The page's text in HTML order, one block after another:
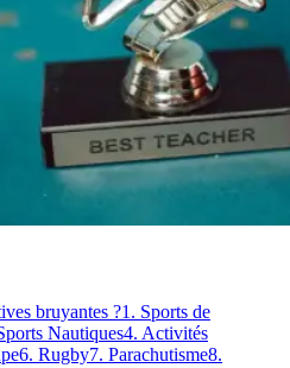
bruyantes ?1. Sports de
Nautiques4. Activités
6. Rugby7. Parachutisme8.